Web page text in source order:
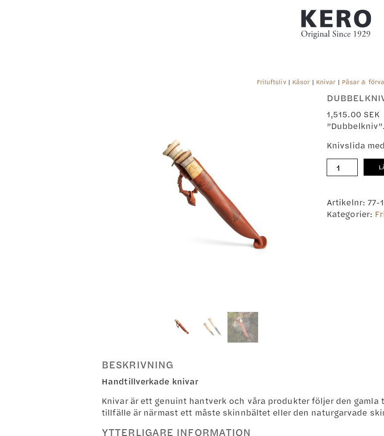
Friluftsliv| Kåsor | Knivar | Påsar &
1,515.00 SEK
Knivslida
Dubbelkniv
9,5
6cm
mängd
Artikelnr: 77-
Kategorier:
BESKRIVNING
Handtillverkade knivar
Knivar är ett genuint hantverk och våra produkter följer den
tillfälle är närmast ett måste skinnbältet eller den naturgarvade
YTTERLIGARE INFORMATION